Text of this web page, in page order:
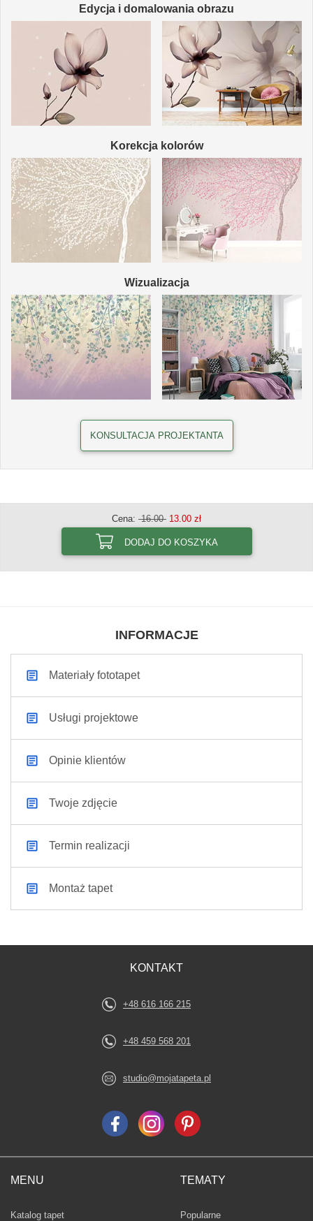
Edycja i domalowania obrazu
Korekcja kolorów
Wizualizacja
KONSULTACJA PROJEKTANTA
Cena: 16.00 13.00 zł
DODAJ DO KOSZYKA
INFORMACJE
Materiały fototapet
Usługi projektowe
Opinie klientów
Twoje zdjęcie
Termin realizacji
Montaż tapet
MENU
Katalog tapet
TEMATY
Fototapety
Popularne
KONTAKT
+48 616 166 215
+48 459 568 201
studio@mojatapeta.pl